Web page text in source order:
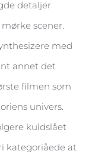
detaljer
scener.
med
annet det
filmen som
univers.
kuldslået
kategoriåede at